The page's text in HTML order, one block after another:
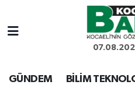
GÜNDEM BİLİM
Kocaeli Nöbetçi
Kocaeli Hava Durumu